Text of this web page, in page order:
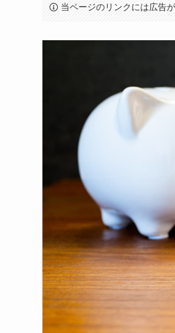
当ページのリンクには広告